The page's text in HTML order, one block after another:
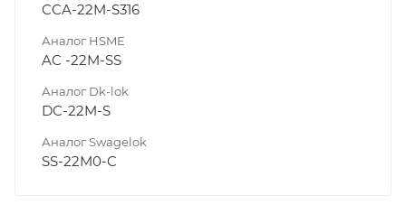
CCA-22M-S316
Аналог HSME
AC -22M-SS
Аналог Dk-lok
DC-22M-S
Аналог Swagelok
SS-22M0-C